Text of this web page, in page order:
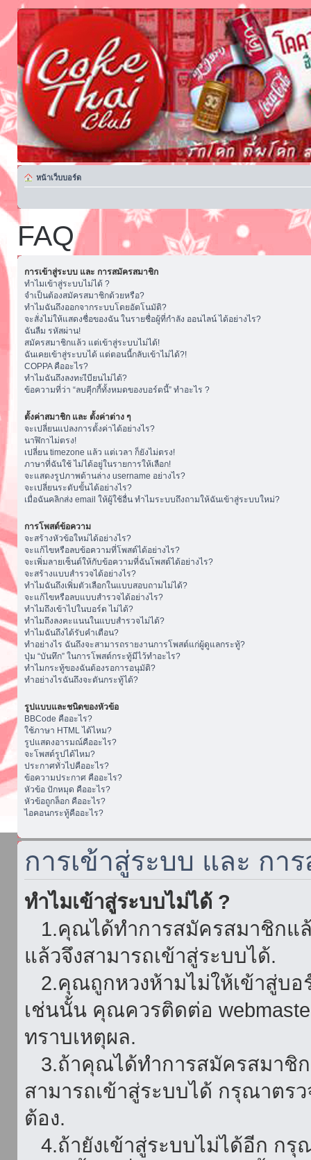
หน้าเว็บบอร์ด
FAQ
การเข้าสู่ระบบ และ การสมัครสมาชิก
ทำไมเข้าสู่ระบบไม่ได้ ?
จำเป็นต้องสมัครสมาชิกด้วยหรือ?
ทำไมฉันถึงออกจากระบบโดยอัตโนมัติ?
จะสั่งไม่ให้แสดงชื่อของฉัน ในรายชื่อผู้ที่กำลัง ออนไลน์ ได้อย่างไร?
ฉันลืม รหัสผ่าน!
สมัครสมาชิกแล้ว แต่เข้าสู่ระบบไม่ได้!
ฉันเคยเข้าสู่ระบบได้ แต่ตอนนี้กลับเข้าไม่ได้?!
COPPA คืออะไร?
ทำไมฉันถึงลงทะเีบียนไม่ได้?
ข้อความที่ว่า “ลบคุีกกี้ทั้งหมดของบอร์ดนี้” ทำอะไร ?
ตั้งค่าสมาชิก และ ตั้งค่าต่าง ๆ
จะเปลี่ยนแปลงการตั้งค่าได้อย่างไร?
นาฬิกาไม่ตรง!
เปลี่ยน timezone แล้ว แต่เวลา ก็ยังไม่ตรง!
ภาษาที่ฉันใช้ ไม่ได้อยู่ในรายการให้เลือก!
จะแสดงรูปภาพด้านล่าง username อย่างไร?
จะเปลี่ยนระดับขั้นได้อย่างไร?
เมื่อฉันคลิกส่ง email ให้ผู้ใช้อื่น ทำไมระบบถึงถามให้ฉันเข้าสู่ระบบใหม่?
การโพสต์ข้อความ
จะสร้างหัวข้อใหม่ได้อย่างไร?
จะแก้ไขหรือลบข้อความที่โพสต์ได้อย่างไร?
จะเพิ่มลายเซ็นต์ให้กับข้อความที่ฉันโพสต์ได้อย่างไร?
จะสร้างแบบสำรวจได้อย่างไร?
ทำไมฉันถึงเพิ่มตัวเลือกในแบบสอบถามไม่ได้?
จะแก้ไขหรือลบแบบสำรวจได้อย่างไร?
ทำไมถึงเข้าไปในบอร์ด ไม่ได้?
ทำไมถึงลงคะแนนในแบบสำรวจไม่ได้?
ทำไมฉันถึงได้รับคำเตือน?
ทำอย่างไร ฉันถึงจะสามารถรายงานการโพสต์แก่ผู้ดูแลกระทู้?
ปุ่ม “บันทึก” ในการโพสต์กระทู้มีไว้ทำอะไร?
ทำไมกระทู้ของฉันต้องรอการอนุมัติ?
ทำอย่างไรฉันถึงจะดันกระทู้ได้?
รูปแบบและชนิดของหัวข้อ
BBCode คืออะไร?
ใช้ภาษา HTML ได้ไหม?
รูปแสดงอารมณ์คืออะไร?
จะโพสต์รูปได้ไหม?
ประกาศทั่วไปคืออะไร?
ข้อความประกาศ คืออะไร?
หัวข้อ ปักหมุด คืออะไร?
หัวข้อถูกล็อก คืออะไร?
ไอคอนกระทู้คืออะไร?
การเข้าสู่ระบบ และ กา
ทำไมเข้าสู่ระบบไม่ได้ ?
1.คุณได้ทำการสมัครสมาชิกแ
แล้วจึงสามารถเข้าสู่ระบบได้.
2.คุณถูกหวงห้ามไม่ให้เข้าสู่บอ
เช่นนั้น คุณควรติดต่อ
ทราบเหตุผล.
3.ถ้าคุณได้ทำการสมัครสมาชิ
สามารถเข้าสู่ระบบได้ กรุณาตร
ต้อง.
4.ถ้ายังเข้าสู่ระบบไม่ได้อีก กรุ